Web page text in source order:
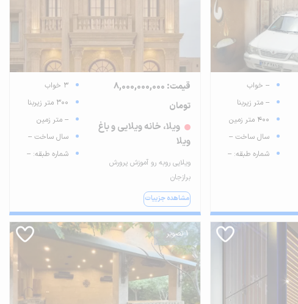
-- خواب
-- متر زیربنا
400 متر زمین
سال ساخت --
شماره طبقه: --
قیمت: 8,000,000,000
تومان
ویلا، خانه ویلایی و باغ
ویلا
ویلایی روبه رو آموزش پرورش
برازجان
مشاهده جزییات
3 خواب
300 متر زیربنا
-- متر زمین
سال ساخت --
شماره طبقه: --
1 تصویر